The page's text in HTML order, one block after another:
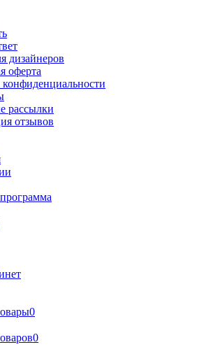
дизайнеров
оферта
рассылки
отзывов
0
0